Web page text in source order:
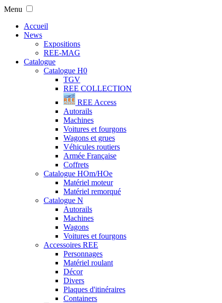
Menu
Accueil
News
Expositions
REE-MAG
Catalogue
Catalogue H0
TGV
REE COLLECTION
REE Access
Autorails
Machines
Voitures et fourgons
Wagons et grues
Véhicules routiers
Armée Française
Coffrets
Catalogue HOm/HOe
Matériel moteur
Matériel remorqué
Catalogue N
Autorails
Machines
Wagons
Voitures et fourgons
Accessoires REE
Personnages
Matériel roulant
Décor
Divers
Plaques d'itinéraires
Containers